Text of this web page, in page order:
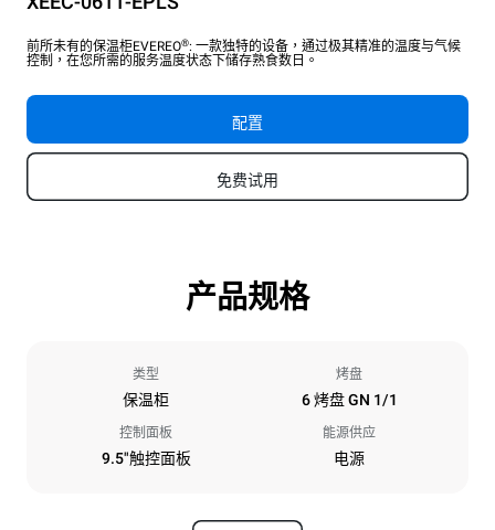
前所未有的保温柜EVEREO®: 一款独特的设备，通过极其精准的温度与气候
控制，在您所需的服务温度状态下储存熟食数日。
配置
免费试用
产品规格
类型
保温柜
烤盘
6 烤盘 GN 1/1
控制面板
9.5"触控面板
能源供应
电源